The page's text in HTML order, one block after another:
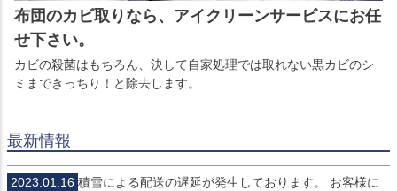
布団のカビ取りなら、アイクリーンサービスにお任
せ下さい。
カビの殺菌はもちろん、決して自家処理では取れない黒カビのシ
ミまできっちり！と除去します。
最新情報
2023.01.16 積雪による配送の遅延が発生しております。 お客様に